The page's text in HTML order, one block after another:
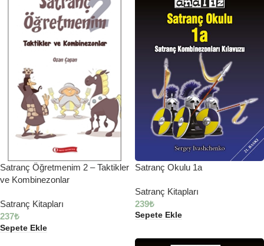
Satranç Öğretmenim 2 – Taktikler
ve Kombinezonlar
Satranç Kitapları
237₺
Sepete Ekle
Satranç Okulu 1a
Satranç Kitapları
239₺
Sepete Ekle